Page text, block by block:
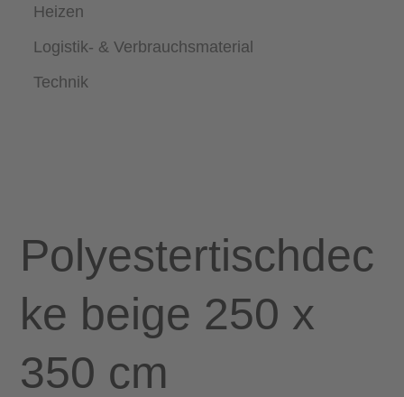
Heizen
Logistik- & Verbrauchsmaterial
Technik
Polyestertischdec
ke beige 250 x
350 cm